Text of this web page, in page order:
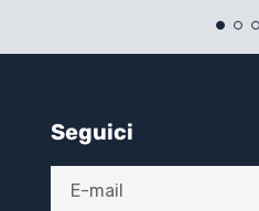
Seguici